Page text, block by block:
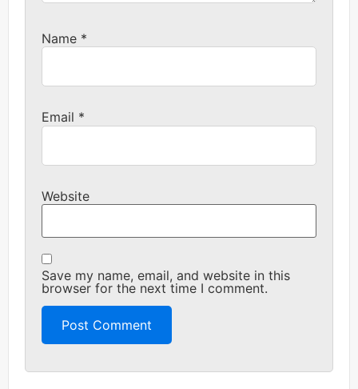
Name *
Email *
Website
Save my name, email, and website in this
browser for the next time I comment.